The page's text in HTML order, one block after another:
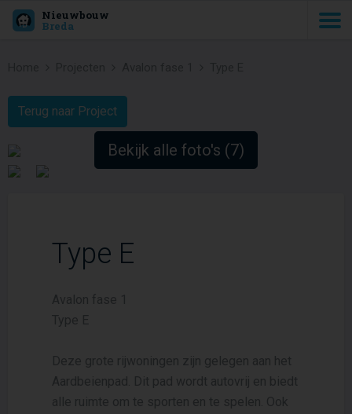
Nieuwbouw
Breda
Terug naar Project
Bekijk alle foto's (7)
Type E
Avalon fase 1
Type E
Deze grote rijwoningen zijn gelegen aan het
Aardbeienpad. Dit pad wordt autovrij en biedt
alle ruimte om te sporten en te spelen. Ook